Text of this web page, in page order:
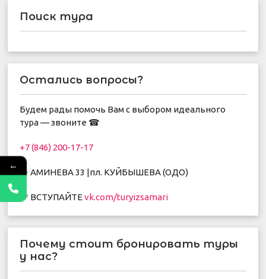
Поиск тура
Остались вопросы?
Будем рады помочь Вам с выбором идеального
тура — звоните ☎
+7 (846) 200-17-17
🌟 АМИНЕВА 33 |пл. КУЙБЫШЕВА (ОДО)
🌴 ВСТУПАЙТЕvk.com/turyizsamari
Почему стоит бронировать туры
у нас?
←